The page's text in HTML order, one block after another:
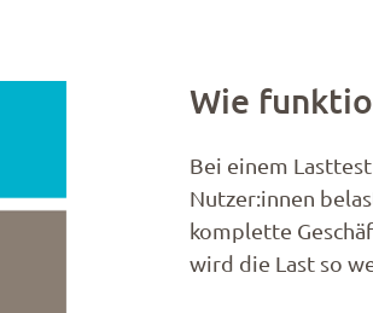
Wie
Bei einem
Nutzer:innen
komplette
wird die Last so